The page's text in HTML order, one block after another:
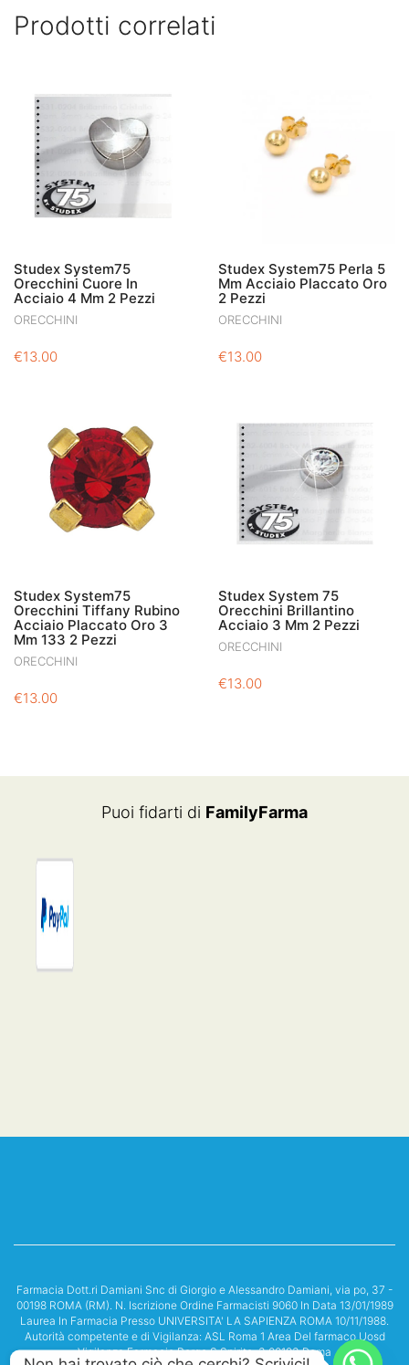
Prodotti correlati
Studex System75
Orecchini Cuore In
Acciaio 4 Mm 2 Pezzi
ORECCHINI
€13.00
Studex System75 Perla 5
Mm Acciaio Placcato Oro
2 Pezzi
ORECCHINI
€13.00
Studex System75
Orecchini Tiffany Rubino
Acciaio Placcato Oro 3
Mm 133 2 Pezzi
ORECCHINI
€13.00
Studex System 75
Orecchini Brillantino
Acciaio 3 Mm 2 Pezzi
ORECCHINI
€13.00
Puoi fidarti di FamilyFarma
Farmacia Dott.ri Damiani Snc di Giorgio e Alessandro Damiani, via po, 37 -
00198 ROMA (RM). N. Iscrizione Ordine Farmacisti 9060 In Data 13/01/1989
Laurea In Farmacia Presso UNIVERSITA' LA SAPIENZA ROMA 10/11/1988.
Autorità competente e di Vigilanza: ASL Roma 1 Area Del farmaco Uosd
Vigilanza Farmacie Borgo S.Spirito, 3 00193 Roma